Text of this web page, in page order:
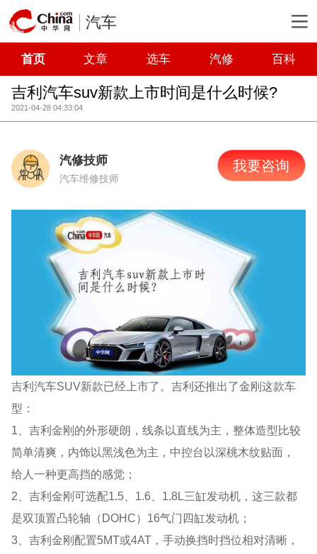
汽车
首页 文章 选车 汽修 百科
吉利汽车suv新款上市时间是什么时候?
2021-04-28 04:33:04
汽修技师
汽车维修技师
我要咨询
吉利汽车SUV新款已经上市了。吉利还推出了金刚这款车
型：
1、吉利金刚的外形硬朗，线条以直线为主，整体造型比较
简单清爽，内饰以黑浅色为主，中控台以深桃木纹贴面，
给人一种更高挡的感觉；
2、吉利金刚可选配1.5、1.6、1.8L三缸发动机，这三款都
是双顶置凸轮轴（DOHC）16气门四缸发动机；
3、吉利金刚配置5MT或4AT，手动换挡时挡位相对清晰，